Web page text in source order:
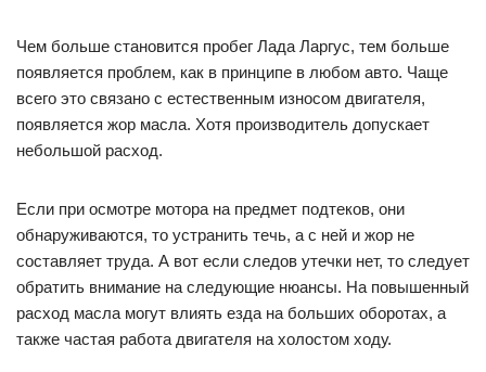
Чем больше становится пробег Лада Ларгус, тем больше
появляется проблем, как в принципе в любом авто. Чаще
всего это связано с естественным износом двигателя,
появляется жор масла. Хотя производитель допускает
небольшой расход.
Если при осмотре мотора на предмет подтеков, они
обнаруживаются, то устранить течь, а с ней и жор не
составляет труда. А вот если следов утечки нет, то следует
обратить внимание на следующие нюансы. На повышенный
расход масла могут влиять езда на больших оборотах, а
также частая работа двигателя на холостом ходу.